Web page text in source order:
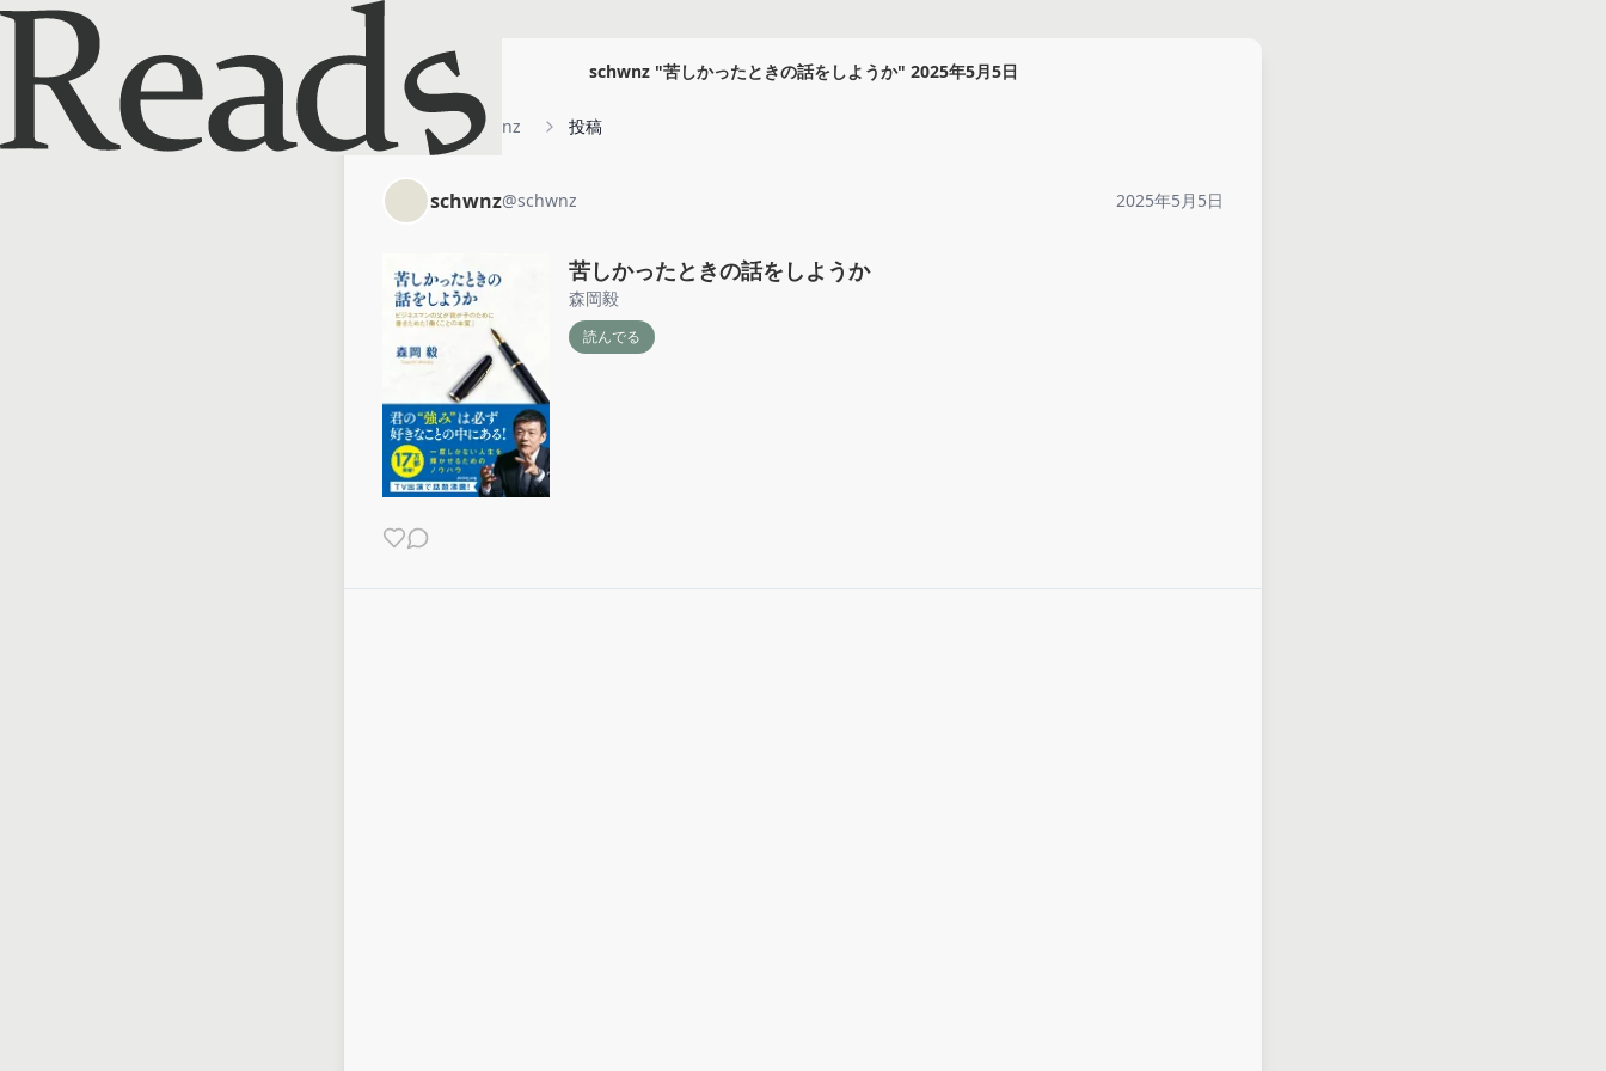
schwnz"苦しかったときの話をしようか" 2025年5月5日
schwnz 投稿
schwnz@schwnz 2025年5月5日
苦しかったときの話をしようか
森岡毅
読んでる